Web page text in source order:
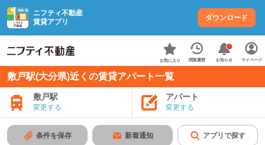
ニフティ不動産
賃貸アプリ
ダウンロード
お気に入り 閲覧履歴 お知らせ マイページ
敷戸駅(大分県)近くの賃貸アパート一覧
敷戸駅
変更する
アパート
変更する
条件を保存 新着通知 アプリで探す